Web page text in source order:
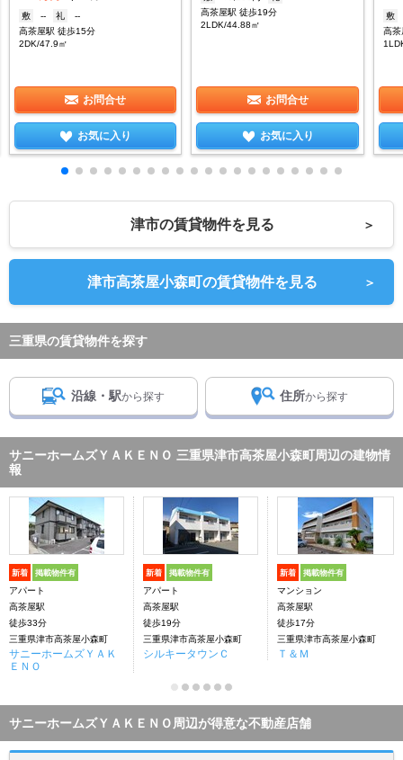
敷
-- 礼
--
高茶屋駅 徒歩15分
2DK/47.9㎡
お問合せ
お気に入り
高茶屋駅 徒歩19分
2LDK/44.88㎡
お問合せ
お気に入り
敷
高
津市の賃貸物件を見る ＞
津市高茶屋小森町の賃貸物件を見る ＞
三重県の賃貸物件を探す
沿線・駅から探す 住所から探す
サニーホームズＹＡＫＥＮＯ 三重県津市高茶屋小森町周辺の建物情
報
新着 掲載物件有
アパート
高茶屋駅
徒歩33分
三重県津市高茶屋小森町
サニーホームズＹＡＫ
ＥＮＯ
新着 掲載物件有
アパート
高茶屋駅
徒歩19分
三重県津市高茶屋小森町
シルキータウンＣ
新着 掲載物件有
マンション
高茶屋駅
徒歩17分
三重県津市高茶屋小森町
Ｔ＆Ｍ
サニーホームズＹＡＫＥＮＯ周辺が得意な不動産店舗